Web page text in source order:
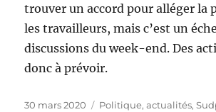
trouver un accord pour alléger la
les travailleurs, mais c’est un
discussions du week-end. Des
donc à prévoir.
Publié
30 mars 2020 Catégories
Politique, actualités,